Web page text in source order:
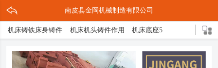
南皮县金岡机械制造有限公司
机床铸铁床身铸件 机床机头铸件作用 机床底座5
机床底座的结构 机头铸件 灰铁床身介绍 灰铁机床轴承座